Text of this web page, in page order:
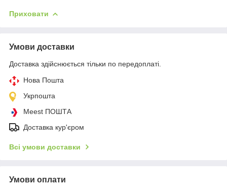
Приховати
Умови доставки
Доставка здійснюється тільки по передоплаті.
Нова Пошта
Укрпошта
Meest ПОШТА
Доставка кур'єром
Всі умови доставки
Умови оплати